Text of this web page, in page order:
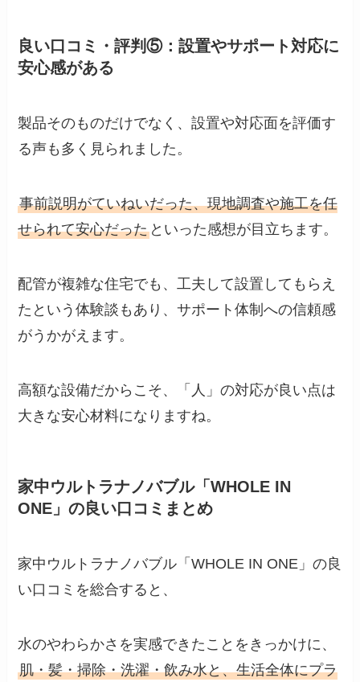
良い口コミ・評判⑤：設置やサポート対応に
安心感がある
製品そのものだけでなく、設置や対応面を評価す
る声も多く見られました。
事前説明がていねいだった、現地調査や施工を任
せられて安心だった といった感想が目立ちます。
配管が複雑な住宅でも、工夫して設置してもらえ
たという体験談もあり、サポート体制への信頼感
がうかがえます。
高額な設備だからこそ、「人」の対応が良い点は
大きな安心材料になりますね。
家中ウルトラナノバブル「WHOLE IN
ONE」の良い口コミまとめ
家中ウルトラナノバブル「WHOLE IN ONE」の良
い口コミを総合すると、
水のやわらかさを実感できたことをきっかけに、
肌・髪・掃除・洗濯・飲み水と、生活全体にプラ